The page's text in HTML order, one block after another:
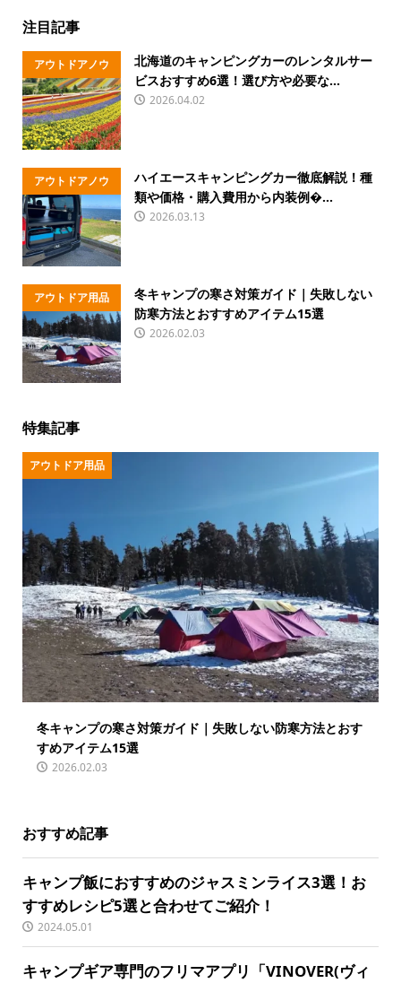
注目記事
アウトドアノウ
ハウ
北海道のキャンピングカーのレンタルサー
ビスおすすめ6選！選び方や必要な...
2026.04.02
アウトドアノウ
ハウ
ハイエースキャンピングカー徹底解説！種
類や価格・購入費用から内装例�...
2026.03.13
アウトドア用品
冬キャンプの寒さ対策ガイド｜失敗しない
防寒方法とおすすめアイテム15選
2026.02.03
特集記事
アウトドア用品
冬キャンプの寒さ対策ガイド｜失敗しない防寒方法とおす
すめアイテム15選
2026.02.03
おすすめ記事
キャンプ飯におすすめのジャスミンライス3選！お
すすめレシピ5選と合わせてご紹介！
2024.05.01
キャンプギア専門のフリマアプリ「VINOVER(ヴィ